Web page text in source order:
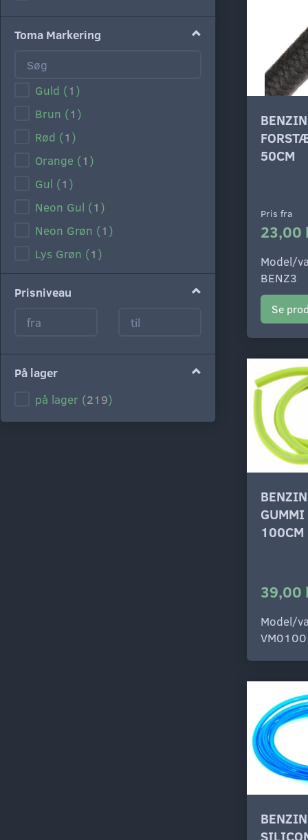
Toma Markering
Guld (1 )
Brun (1 )
Rød (1 )
Orange (1 )
Gul (1 )
Neon Gul (1 )
Neon Grøn (1 )
Lys Grøn (1 )
Mørk Grøn(1)
Lys Blå
Blå
Lyserød
Hvid(1)
Prisniveau
På lager
på lager (219)
50CM
Pris fra
23,00
Model/
BENZ3
Se
100CM
39,00
Model/
VM0100